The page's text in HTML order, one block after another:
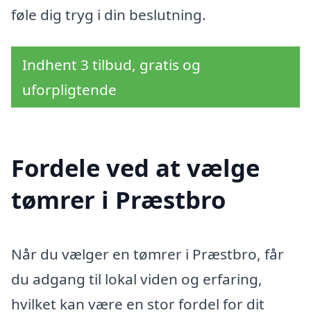
føle dig tryg i din beslutning.
Indhent 3 tilbud, gratis og
uforpligtende
Fordele ved at vælge
tømrer i Præstbro
Når du vælger en tømrer i Præstbro, får
du adgang til lokal viden og erfaring,
hvilket kan være en stor fordel for dit